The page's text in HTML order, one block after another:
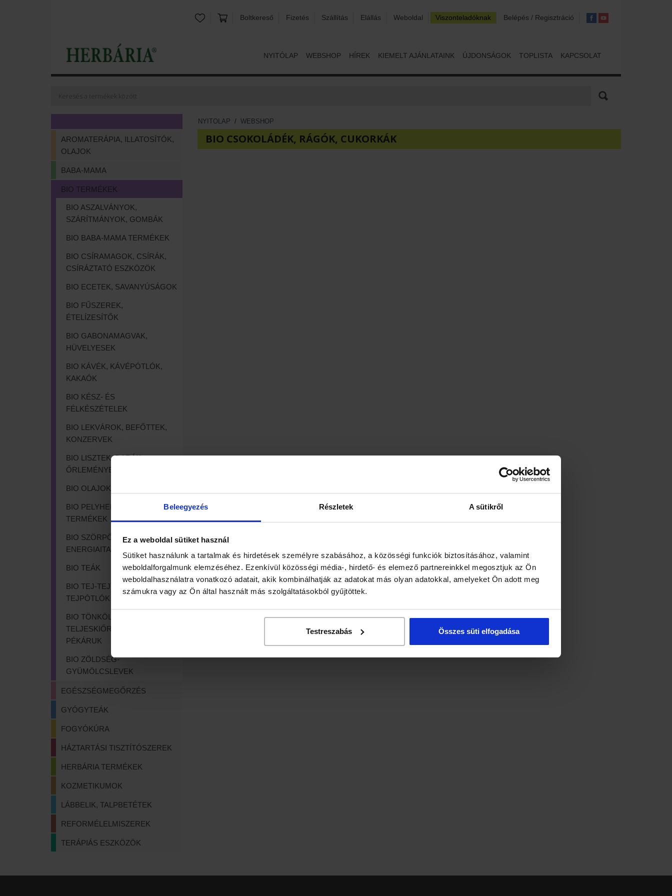
Beleegyezés Részletek A sütikről
Ez a weboldal sütiket használ
Sütiket használunk a tartalmak és hirdetések személyre szabásához, a közösségi funkciók biztosításához, valamint
weboldalforgalmunk elemzéséhez. Ezenkívül közösségi média-, hirdető- és elemező partnereinkkel megosztjuk az Ön
weboldalhasználatra vonatkozó adatait, akik kombinálhatják az adatokat más olyan adatokkal, amelyeket Ön adott meg
számukra vagy az Ön által használt más szolgáltatásokból gyűjtöttek.
Testreszabás Összes süti elfogadása
Boltkereső Fizetés Szállítás Elállás Weboldal Viszonteladóknak Belépés / Regisztráció
NYITÓLAP WEBSHOP HÍREK KIEMELT AJÁNLATAINK ÚJDONSÁGOK TOPLISTA KAPCSOLAT
AROMATERÁPIA, ILLATOSÍTÓK,
OLAJOK
BABA-MAMA
BIO TERMÉKEK
BIO ASZALVÁNYOK,
SZÁRÍTMÁNYOK, GOMBÁK
BIO BABA-MAMA TERMÉKEK
BIO CSÍRAMAGOK, CSÍRÁK,
CSÍRÁZTATÓ ESZKÖZÖK
BIO ECETEK, SAVANYÚSÁGOK
BIO FŰSZEREK,
ÉTELÍZESÍTŐK
BIO GABONAMAGVAK,
HÜVELYESEK
BIO KÁVÉK, KÁVÉPÓTLÓK,
KAKAÓK
BIO KÉSZ- ÉS
FÉLKÉSZÉTELEK
BIO LEKVÁROK, BEFŐTTEK,
KONZERVEK
BIO LISZTEK, DARÁK,
ŐRLEMÉNYEK
BIO OLAJOK, ZSÍROK
BIO PELYHEK, PUFFASZTOTT
TERMÉKEK
BIO SZÖRPÖK, ÜDÍTŐK,
ENERGIAITALOK
BIO TEÁK
BIO TEJ-TEJTERMÉKEK,
TEJPÓTLÓK
BIO TÖNKÖLY ÉS
TELJESKIŐRLÉSŰ TÉSZTÁK,
PÉKÁRUK
BIO ZÖLDSÉG-
GYÜMÖLCSLEVEK
EGÉSZSÉGMEGŐRZÉS
GYÓGYTEÁK
FOGYÓKÚRA
HÁZTARTÁSI TISZTÍTÓSZEREK
HERBÁRIA TERMÉKEK
KOZMETIKUMOK
LÁBBELIK, TALPBETÉTEK
REFORMÉLELMISZEREK
TERÁPIÁS ESZKÖZÖK
NYITOLAP / WEBSHOP
BIO CSOKOLÁDÉK, RÁGÓK, CUKORKÁK